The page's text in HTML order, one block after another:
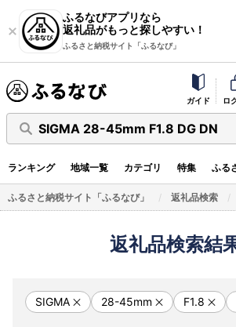
ふるなびアプリなら
返礼品がもっと探しやすい！
ふるさと納税サイト「ふるなび」
ガイド ロ
SIGMA 28-45mm F1.8 DG DN
ランキング 地域一覧 カテゴリ 特集 ふる
ふるさと納税サイト「ふるなび」 返礼品検索
返礼品検索結
SIGMA 28-45mm F1.8